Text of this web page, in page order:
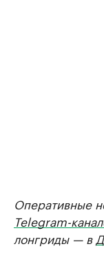
Оперативные
Telegram-
лонгриды — в